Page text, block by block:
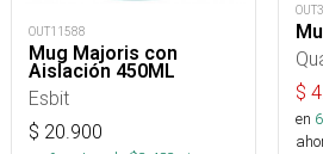
OUT11588
Mug Majoris con
Aislación 450ML
Esbit
$ 20.900
$
en 6